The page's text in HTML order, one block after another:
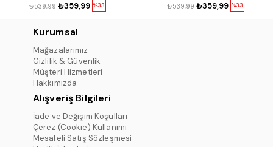
%33
₺359,99
₺539,99 %33
₺359,99
₺539,99
Kurumsal
Mağazalarımız
Gizlilik & Güvenlik
Müşteri Hizmetleri
Hakkımızda
Alışveriş Bilgileri
İade ve Değişim Koşulları
Çerez (Cookie) Kullanımı
Mesafeli Satış Sözleşmesi